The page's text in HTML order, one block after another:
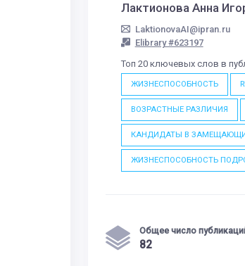
Лактионова Анна
LaktionovaAI@ipran.ru
Elibrary #623197
Топ 20 ключевых слов в
ЖИЗНЕСПОСОБНОСТЬ
ВОЗРАСТНЫЕ РАЗЛИЧИЯ
КАНДИДАТЫ В
ЖИЗНЕСПОСОБНОСТЬ
Общее число
82